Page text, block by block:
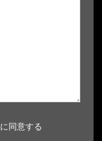
に同意する